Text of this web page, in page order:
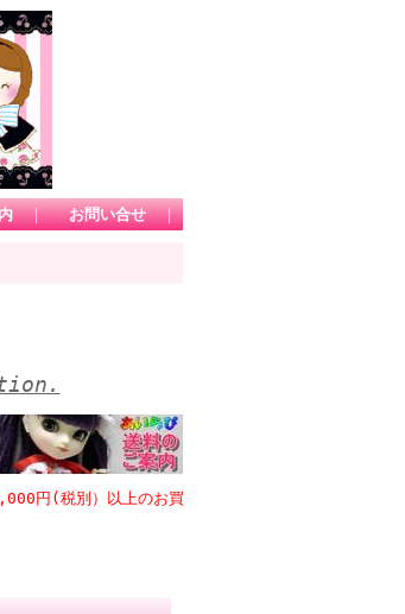
｜ お問い合せ ｜
上のお買い物で日本国内送料無料 *1カートにてお